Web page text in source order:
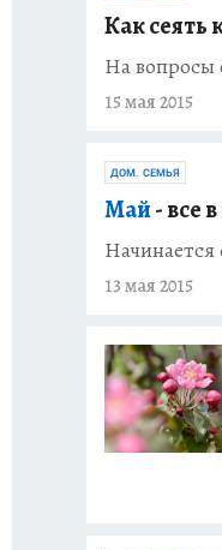
Как сеять
На вопросы
15 мая 2015
ДОМ. СЕМЬЯ
Май- все
Начинается
13 мая 2015